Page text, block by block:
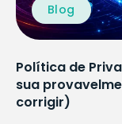
Blog
Política de
sua
corrigir)